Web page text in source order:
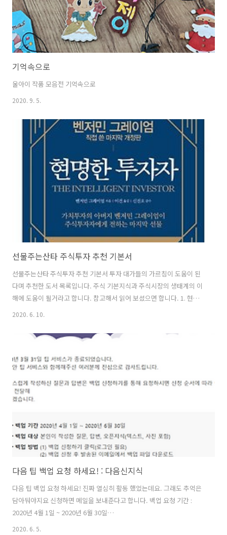
기억속으로
울아이 작품 모음전 기억속으로
2020. 9. 5.
선물주는산타 주식투자 추천 기본서
선물주는산타 주식투자 추천 기본서 투자 대가들의 가르침이 도움이 된
다며 추천한 도서 목록입니다. 주식 기본지식과 주식시장의 생태계의 이
해에 도움이 될거라고 합니다. 참고해서 읽어 보셨으면 합니다. 1. 현명
한 투자자 1 벤저민 그레이엄 직접 쓴 마지막 개정판 [ 개정판 ] 벤저민 그
일 | 원서 : The Intelligent Investor 2. 최고의 주식 최적의 타이밍 [ 개
How to Make Money in Stocks, 4th edition 3. 작지만 강한 기업에
투자하라 랄프 웬저 저 / 박정태 역 | 굿모닝북스 | 2007년..
2020. 6. 10.
다음 팁 백업 요청 하세요! : 다음신지식
다음 팁 백업 요청 하세요! 진짜 열심히 활동 했었는데요. 그래도 추억은
담아둬야지요 신청하면 메일을 보내준다고 합니다. 백업 요청 기간 :
2020년 4월 1일 ~ 2020년 6월 30일
https://tip.daum.net/closing#none 자고 일어나이 이렇게 메일이 왔
2020. 6. 5.